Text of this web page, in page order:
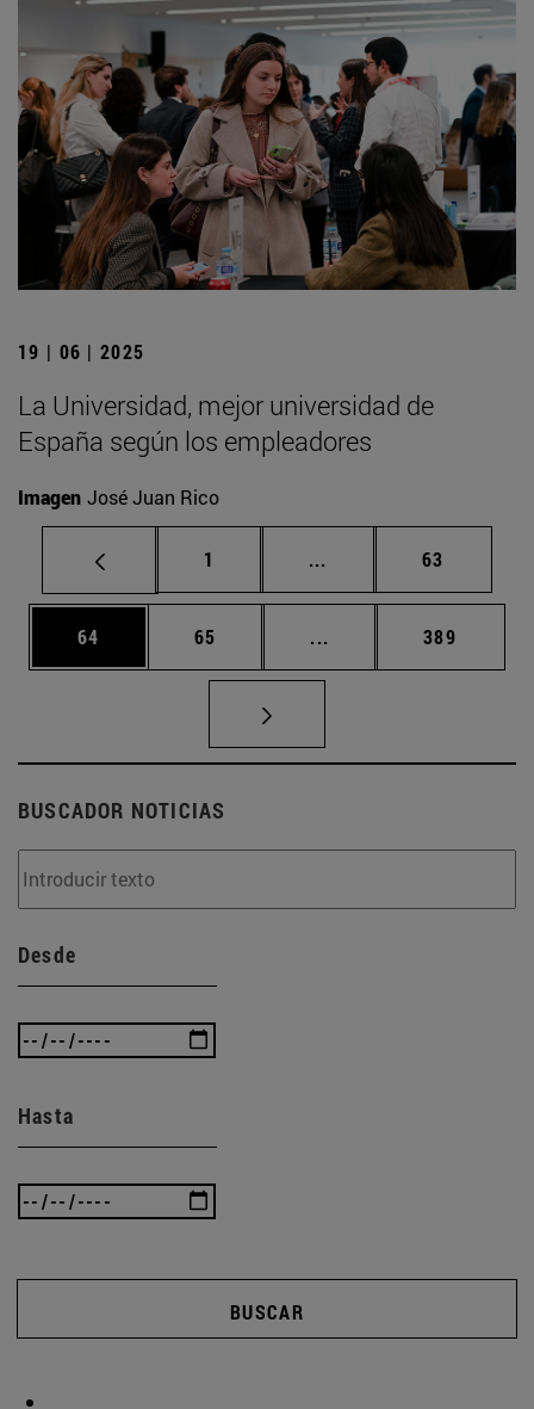
19 | 06 | 2025
La Universidad, mejor universidad de
España según los empleadores
Imagen José Juan Rico
Página
1 ... Páginas intermedias
Página
63
Página
64 Página
65 ... Páginas intermedias
Página
389
BUSCADOR NOTICIAS
Desde
Hasta
BUSCAR